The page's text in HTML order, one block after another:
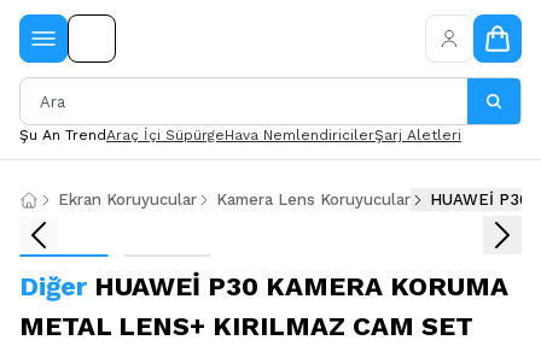
Şu An TrendAraç İçi SüpürgeHava NemlendiricilerŞarj Aletleri
Ekran Koruyucular Kamera Lens Koruyucular HUAWEİ P30
Diğer HUAWEİ P30 KAMERA KORUMA
METAL LENS+ KIRILMAZ CAM SET